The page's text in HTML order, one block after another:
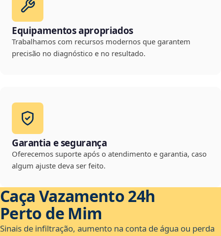
Equipamentos apropriados
Trabalhamos com recursos modernos que garantem
precisão no diagnóstico e no resultado.
Garantia e segurança
Oferecemos suporte após o atendimento e garantia, caso
algum ajuste deva ser feito.
Caça Vazamento 24h
Perto de Mim
Sinais de infiltração, aumento na conta de água ou perda